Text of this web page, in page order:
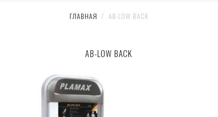
ГЛАВНАЯ
  /  AB-LOW BACK
AB-LOW BACK